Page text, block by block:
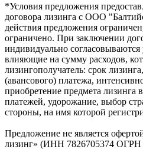
*Условия предложения
договора лизинга с ООО
действия предложения
ограничено. При заключении
индивидуально согласовываются
влияющие на сумму расходов,
лизингополучатель: срок
(авансового) платежа,
приобретение предмета лизинга
платежей, удорожание, выбор
стороны, на имя которой
Предложение не является
лизинг» (ИНН 7826705374 ОГРН